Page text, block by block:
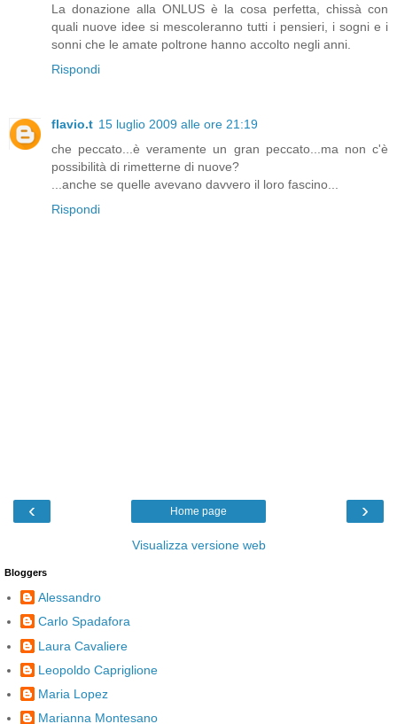
La donazione alla ONLUS è la cosa perfetta, chissà con
quali nuove idee si mescoleranno tutti i pensieri, i sogni e i
sonni che le amate poltrone hanno accolto negli anni.
Rispondi
flavio.t 15 luglio 2009 alle ore 21:19
che peccato...è veramente un gran peccato...ma non c'è
possibilità di rimetterne di nuove?
...anche se quelle avevano davvero il loro fascino...
Rispondi
‹ ›
Home page
Visualizza versione web
Bloggers
Alessandro
Carlo Spadafora
Laura Cavaliere
Leopoldo Capriglione
Maria Lopez
Marianna Montesano